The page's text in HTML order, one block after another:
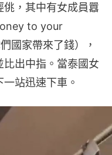
，其中有女成員囂
to your
國家帶來了錢），
出中指。當泰國女
站迅速下車。